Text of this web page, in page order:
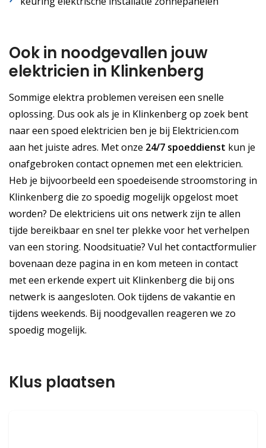
Ook in noodgevallen jouw
elektricien in Klinkenberg
Sommige elektra problemen vereisen een snelle
oplossing. Dus ook als je in Klinkenberg op zoek bent
naar een spoed elektricien ben je bij Elektricien.com
aan het juiste adres. Met onze 24/7 spoeddienst kun je
onafgebroken contact opnemen met een elektricien.
Heb je bijvoorbeeld een spoedeisende stroomstoring in
Klinkenberg die zo spoedig mogelijk opgelost moet
worden? De elektriciens uit ons netwerk zijn te allen
tijde bereikbaar en snel ter plekke voor het verhelpen
van een storing. Noodsituatie? Vul het contactformulier
bovenaan deze pagina in en kom meteen in contact
met een erkende expert uit Klinkenberg die bij ons
netwerk is aangesloten. Ook tijdens de vakantie en
tijdens weekends. Bij noodgevallen reageren we zo
spoedig mogelijk.
Klus plaatsen